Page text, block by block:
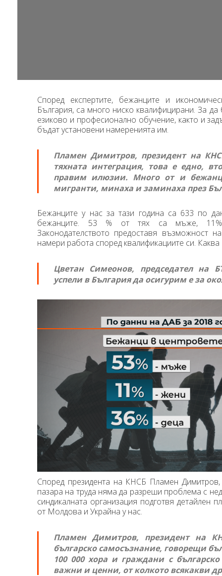
Според експертите, бежанците и
България, са много ниско квалифицирани. За
езиково и професионално обучение, както и
бъдат установени намеренията им.
Пламен Димитров, президент на
тяхната интеграция, това е едно,
правим илюзии. Много от и
мигранти, минаха и заминаха през
Бежанците у нас за тази година са 633 по
бежанците. 53 % от тях са мъже,
Законодателството предоставя възможност
намери работа според квалификациите си. Каква
Цветан Симеонов, председател на
успели в България да осигурим е за
Според президента на КНСБ Пламен Димитров,
пазара на труда няма да разреши проблема с
синдикалната организация подготвя детайлен
от Молдова и Украйна у нас.
Пламен Димитров, президент на
българско самосъзнание, говорещи
100 000 хора и граждани с
важни и ценни, от колкото всякакви